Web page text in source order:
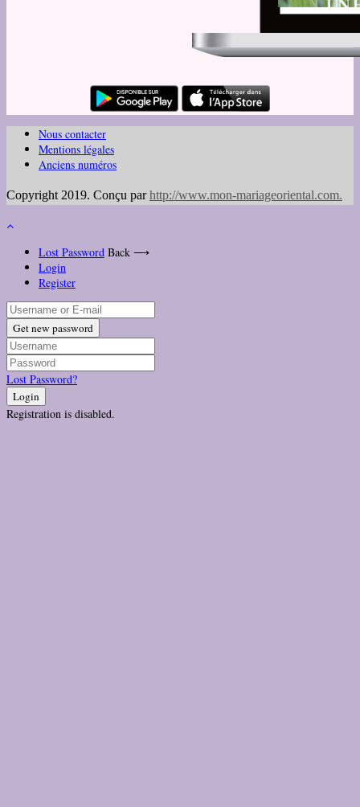
Nous contacter
Mentions légales
Anciens numéros
Copyright 2019. Conçu parhttp://www.mon-mariageoriental.com.
Lost Password Back ⟶
Login
Register
Get new password
Lost Password?
Login
Registration is disabled.